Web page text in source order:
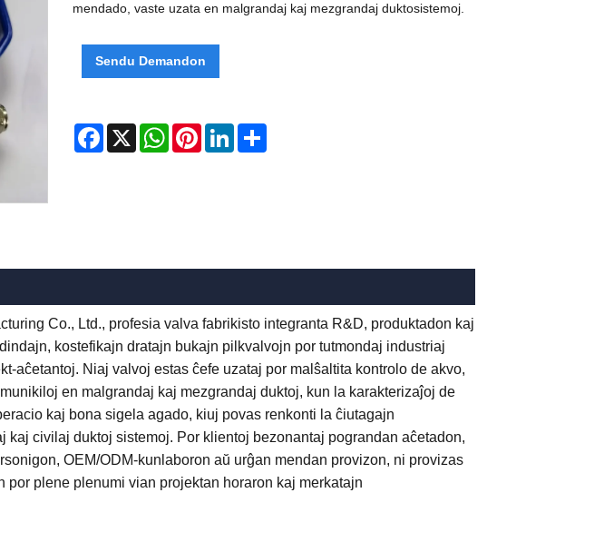
mendado, vaste uzata en malgrandaj kaj mezgrandaj duktosistemoj.
Sendu Demandon
Facebook
X WhatsAppPinterestLinkedInShare
Co., Ltd., profesia valva fabrikisto integranta R&D, produktadon kaj
kostefikajn dratajn bukajn pilkvalvojn por tutmondaj industriaj
aĉetantoj. Niaj valvoj estas ĉefe uzataj por malŝaltita kontrolo de akvo,
en malgrandaj kaj mezgrandaj duktoj, kun la karakterizaĵoj de
kaj bona sigela agado, kiuj povas renkonti la ĉiutagajn
kaj civilaj duktoj sistemoj. Por klientoj bezonantaj pograndan aĉetadon,
OEM/ODM-kunlaboron aŭ urĝan mendan provizon, ni provizas
plene plenumi vian projektan horaron kaj merkatajn